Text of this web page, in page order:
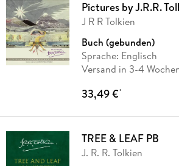
Pictures by J.R.R.
J R R Tolkien
Buch (gebunden)
Sprache: Englisch
Versand in 3-4
33,49 €*
TREE & LEAF PB
J. R. R. Tolkien